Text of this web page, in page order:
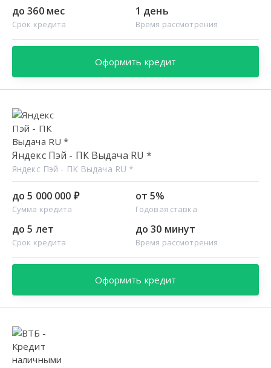
до 360 мес
Срок кредита
1 день
Время рассмотрения
Оформить кредит
Яндекс Пэй - ПК Выдача RU *
Яндекс Пэй - ПК Выдача RU *
до 5 000 000 ₽
Сумма кредита
от 5%
Годовая ставка
до 5 лет
Срок кредита
до 30 минут
Время рассмотрения
Оформить кредит